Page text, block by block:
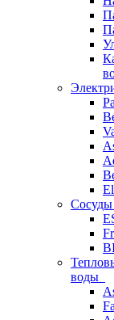
Сосуды
воды